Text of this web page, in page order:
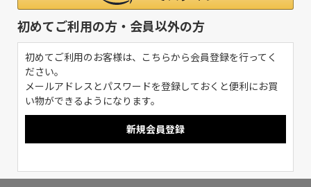
初めてご利用の方・会員以外の方
初めてご利用のお客様は、こちらから会員登録を行ってく
ださい。
メールアドレスとパスワードを登録しておくと便利にお買
い物ができるようになります。